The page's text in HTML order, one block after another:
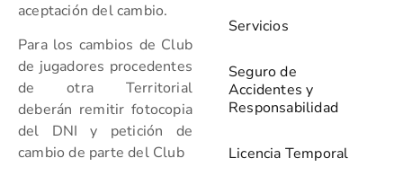
aceptación del cambio.
Para los cambios de Club
de jugadores procedentes
de otra Territorial
deberán remitir fotocopia
del DNI y petición de
cambio de parte del Club
Servicios
Seguro de
Accidentes y
Responsabilidad
Licencia Temporal